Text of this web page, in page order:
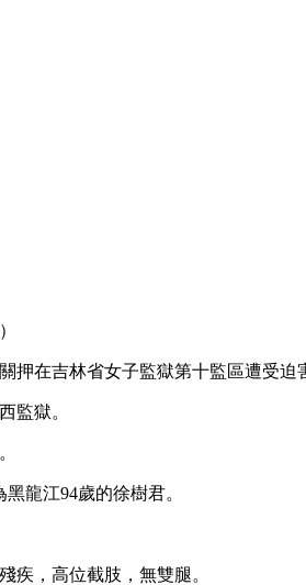
押在吉林省女子監獄第十監區遭受迫
監獄。
龍江94歲的徐樹君。
疾，高位截肢，無雙腿。